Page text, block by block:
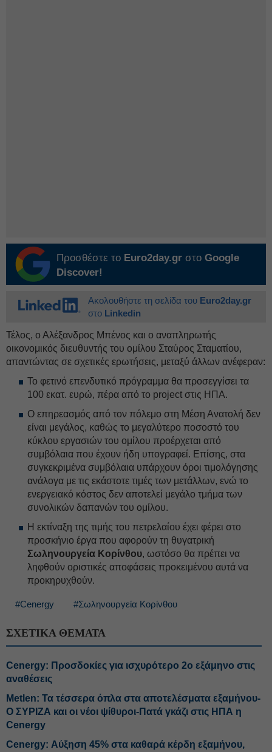
Προσθέστε το Euro2day.gr στο Google
Discover!
Ακολουθήστε τη σελίδα του Euro2day.gr
στο Linkedin
Τέλος, ο Αλέξανδρος Μπένος και ο αναπληρωτής
οικονομικός διευθυντής του ομίλου Σταύρος Σταματίου,
απαντώντας σε σχετικές ερωτήσεις, μεταξύ άλλων ανέφεραν:
Το φετινό επενδυτικό πρόγραμμα θα προσεγγίσει τα
100 εκατ. ευρώ, πέρα από το project στις ΗΠΑ.
Ο επηρεασμός από τον πόλεμο στη Μέση Ανατολή δεν
είναι μεγάλος, καθώς το μεγαλύτερο ποσοστό του
κύκλου εργασιών του ομίλου προέρχεται από
συμβόλαια που έχουν ήδη υπογραφεί. Επίσης, στα
συγκεκριμένα συμβόλαια υπάρχουν όροι τιμολόγησης
ανάλογα με τις εκάστοτε τιμές των μετάλλων, ενώ το
ενεργειακό κόστος δεν αποτελεί μεγάλο τμήμα των
συνολικών δαπανών του ομίλου.
Η εκτίναξη της τιμής του πετρελαίου έχει φέρει στο
προσκήνιο έργα που αφορούν τη θυγατρική
Σωληνουργεία Κορίνθου, ωστόσο θα πρέπει να
ληφθούν οριστικές αποφάσεις προκειμένου αυτά να
προκηρυχθούν.
#Cenergy #Σωληνουργεία Κορίνθου
ΣΧΕΤΙΚΑ ΘΕΜΑΤΑ
Cenergy: Προσδοκίες για ισχυρότερο 2ο εξάμηνο στις
αναθέσεις
Metlen: Τα τέσσερα όπλα στα αποτελέσματα εξαμήνου-
Ο ΣΥΡΙΖΑ και οι νέοι ψίθυροι-Πατά γκάζι στις ΗΠΑ η
Cenergy
Cenergy: Αύξηση 45% στα καθαρά κέρδη εξαμήνου,